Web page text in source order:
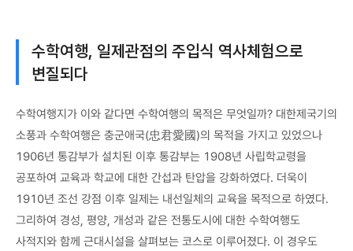
수학여행, 일제관점의 주입식 역사체험으로
변질되다
수학여행지가 이와 같다면 수학여행의 목적은 무엇일까? 대한제국기의
소풍과 수학여행은 충군애국(忠君愛國)의 목적을 가지고 있었으나
1906년 통감부가 설치된 이후 통감부는 1908년 사립학교령을
공포하여 교육과 학교에 대한 간섭과 탄압을 강화하였다. 더욱이
1910년 조선 강점 이후 일제는 내선일체의 교육을 목적으로 하였다.
그리하여 경성, 평양, 개성과 같은 전통도시에 대한 수학여행도
사적지와 함께 근대시설을 살펴보는 코스로 이루어졌다. 이 경우도